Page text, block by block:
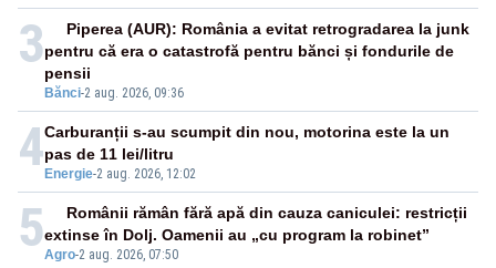
3
Bănci-2 aug. 2026, 09:36
Piperea (AUR): România a evitat retrogradarea la junk
pentru că era o catastrofă pentru bănci și fondurile de
pensii
4 Energie-2 aug. 2026, 12:02
Carburanții s-au scumpit din nou, motorina este la un
pas de 11 lei/litru
5Agro-2 aug. 2026, 07:50
Românii rămân fără apă din cauza caniculei: restricții
extinse în Dolj. Oamenii au „cu program la robinet”